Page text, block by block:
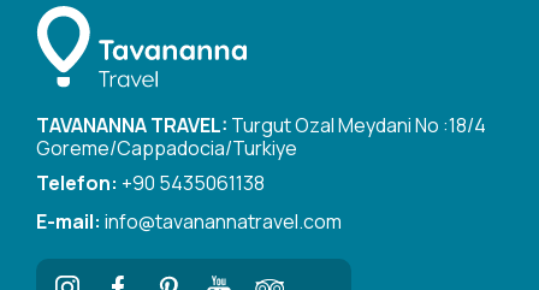
TAVANANNA TRAVEL: Turgut Ozal Meydani No :18/4
Goreme/Cappadocia/Turkiye
Telefon: +90 5435061138
E-mail: info@tavanannatravel.com